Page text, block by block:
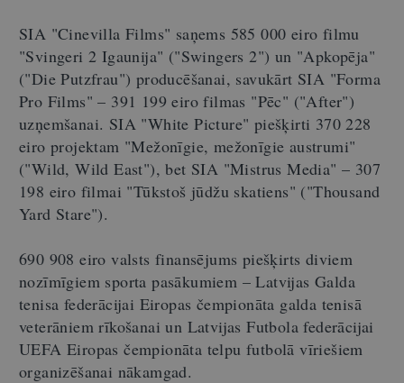
SIA "Cinevilla Films" saņems 585 000 eiro filmu
"Svingeri 2 Igaunija" ("Swingers 2") un "Apkopēja"
("Die Putzfrau") producēšanai, savukārt SIA "Forma
Pro Films" – 391 199 eiro filmas "Pēc" ("After")
uzņemšanai. SIA "White Picture" piešķirti 370 228
eiro projektam "Mežonīgie, mežonīgie austrumi"
("Wild, Wild East"), bet SIA "Mistrus Media" – 307
198 eiro filmai "Tūkstoš jūdžu skatiens" ("Thousand
Yard Stare").
690 908 eiro valsts finansējums piešķirts diviem
nozīmīgiem sporta pasākumiem – Latvijas Galda
tenisa federācijai Eiropas čempionāta galda tenisā
veterāniem rīkošanai un Latvijas Futbola federācijai
UEFA Eiropas čempionāta telpu futbolā vīriešiem
organizēšanai nākamgad.